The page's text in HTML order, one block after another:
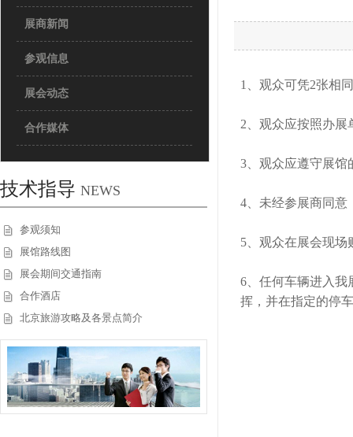
展商新闻
参观信息
展会动态
合作媒体
技术指导 NEWS
参观须知
展馆路线图
展会期间交通指南
合作酒店
北京旅游攻略及各景点简介
1、观众可凭2张相
2、观众应按照办
3、观众应遵守展馆
4、未经参展商同意
5、观众在展会现
6、任何车辆进入我
挥，并在指定的停